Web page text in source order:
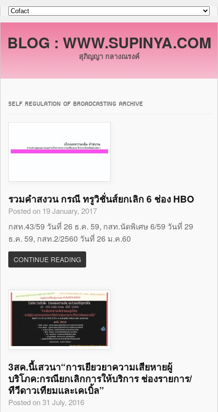
BLOG : WWW.SUPINYA.COM
สุภิญญา กลางณรงค์
SELF REGULATION OF BROADCASTING ARCHIVE
รวมคำสงวน กรณี ทรูวิชั่นส์ยกเลิก 6 ช่อง HBO
Posted on 19 January, 2017
กสท.43/59 วันที่ 26 ธ.ค. 59, กสท.นัดพิเศษ 6/59 วันที่ 29
ธ.ค. 59, กสท.2/2560 วันที่ 26 ม.ค.60
CONTINUE READING
3สค.นี้เสวนา“การเยียวยาความเสียหายผู้
บริโภค:กรณียกเลิกการให้บริการ ช่องรายการ/
ทีวีดาวเทียมและเคเบิ้ล”
Posted on 31 July, 2016